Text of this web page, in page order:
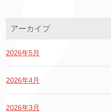
アーカイブ
2026年5月
2026年4月
2026年3月